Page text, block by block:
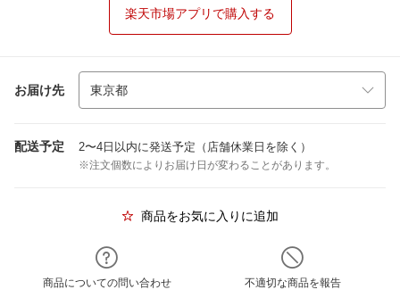
楽天市場アプリで購入する
お届け先
配送予定 2〜4日以内に発送予定（店舗休業日を除く）
※注文個数によりお届け日が変わることがあります。
商品をお気に入りに追加
商品についての問い合わせ 不適切な商品を報告